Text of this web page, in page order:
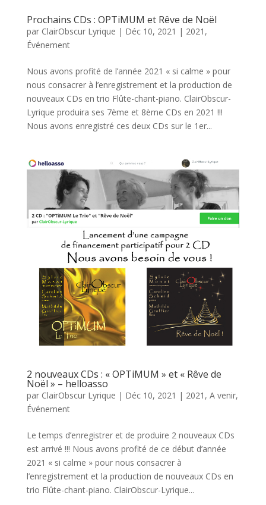
Prochains CDs : OPTiMUM et Rêve de Noël
par ClairObscur Lyrique | Déc 10, 2021 | 2021 ,
Événement
Nous avons profité de l’année 2021 « si calme » pour
nous consacrer à l’enregistrement et la production de
nouveaux CDs en trio Flûte-chant-piano. ClairObscur-
Lyrique produira ses 7ème et 8ème CDs en 2021 !!!
Nous avons enregistré ces deux CDs sur le 1er...
2 nouveaux CDs : « OPTiMUM » et « Rêve de
Noël » – helloasso
par ClairObscur Lyrique | Déc 10, 2021 | 2021 , A venir,
Événement
Le temps d’enregistrer et de produire 2 nouveaux CDs
est arrivé !!! Nous avons profité de ce début d’année
2021 « si calme » pour nous consacrer à
l’enregistrement et la production de nouveaux CDs en
trio Flûte-chant-piano. ClairObscur-Lyrique...